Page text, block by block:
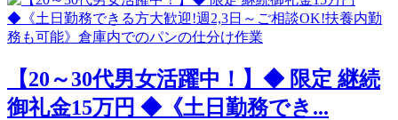
【20～30代男女活躍中！】◆ 限定 継続
御礼金15万円 ◆《土日勤務でき...